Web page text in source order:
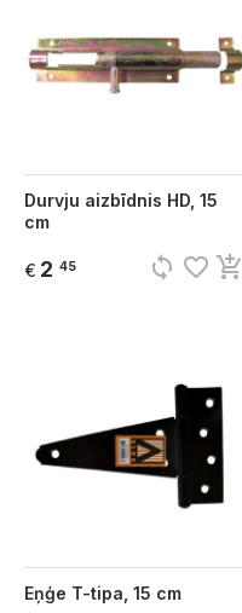
Durvju aizbīdnis HD, 15
cm
€ 2 45 sync favorite_border add_shopping_cart
Eņģe T-tipa, 15 cm